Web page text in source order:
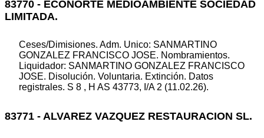
83770 - ECONORTE MEDIOAMBIENTE SOCIEDAD
LIMITADA.
Ceses/Dimisiones. Adm. Unico: SANMARTINO
GONZALEZ FRANCISCO JOSE. Nombramientos.
Liquidador: SANMARTINO GONZALEZ FRANCISCO
JOSE. Disolución. Voluntaria. Extinción. Datos
registrales. S 8 , H AS 43773, I/A 2 (11.02.26).
83771 - ALVAREZ VAZQUEZ RESTAURACION SL.